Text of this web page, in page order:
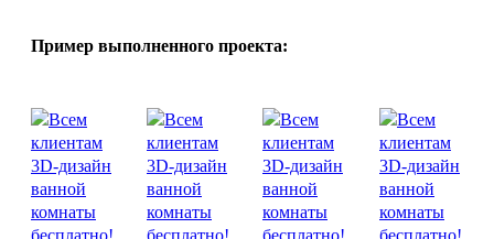
Пример выполненного проекта: